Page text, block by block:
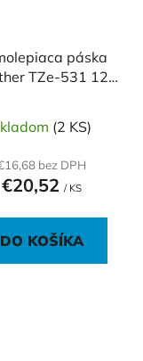
páska
TZe-531 12
(2 KS)
bez DPH
€20,52 / KS
DO KOŠÍKA